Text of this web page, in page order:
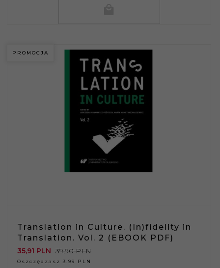
PROMOCJA
Translation in Culture. (In)fidelity in
Translation. Vol. 2 (EBOOK PDF)
35,91 PLN 39,90 PLN
Oszczędzasz 3.99 PLN